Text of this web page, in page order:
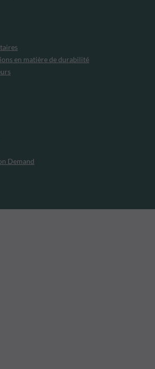
en matière de durabilité
Demand